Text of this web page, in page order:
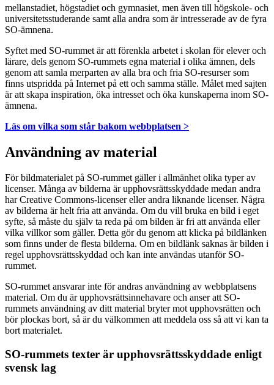
mellanstadiet, högstadiet och gymnasiet, men även till högskole- och
universitetsstuderande samt alla andra som är intresserade av de fyra
SO-ämnena.
Syftet med SO-rummet är att förenkla arbetet i skolan för elever och
lärare, dels genom SO-rummets egna material i olika ämnen, dels
genom att samla merparten av alla bra och fria SO-resurser som
finns utspridda på Internet på ett och samma ställe. Målet med sajten
är att skapa inspiration, öka intresset och öka kunskaperna inom SO-
ämnena.
Läs om vilka som står bakom webbplatsen >
Användning av material
För bildmaterialet på SO-rummet gäller i allmänhet olika typer av
licenser. Många av bilderna är upphovsrättsskyddade medan andra
har Creative Commons-licenser eller andra liknande licenser. Några
av bilderna är helt fria att använda. Om du vill bruka en bild i eget
syfte, så måste du själv ta reda på om bilden är fri att använda eller
vilka villkor som gäller. Detta gör du genom att klicka på bildlänken
som finns under de flesta bilderna. Om en bildlänk saknas är bilden i
regel upphovsrättsskyddad och kan inte användas utanför SO-
rummet.
SO-rummet ansvarar inte för andras användning av webbplatsens
material. Om du är upphovsrättsinnehavare och anser att SO-
rummets användning av ditt material bryter mot upphovsrätten och
bör plockas bort, så är du välkommen att meddela oss så att vi kan ta
bort materialet.
SO-rummets texter är upphovsrättsskyddade enligt
svensk lag